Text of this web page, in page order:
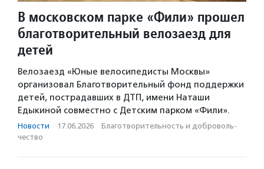
В московском парке «Фили» прошел
благотворительный велозаезд для
детей
Велозаезд «Юные велосипедисты Москвы»
организовал Благотворительный фонд поддержки
детей, пострадавших в ДТП, имени Наташи
Едыкиной совместно с Детским парком «Фили».
Новости · 17.06.2026 · Благотвори­тель­ность и доброволь­
чест­во